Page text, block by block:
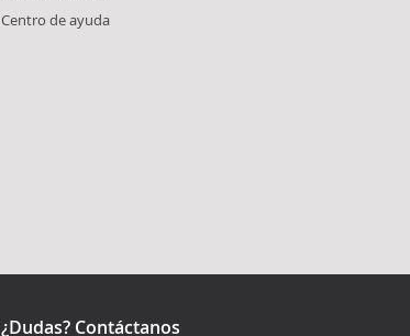
Centro de ayuda
¿Dudas? Contáctanos